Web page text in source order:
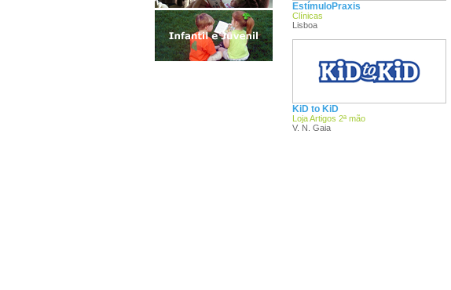
EstímuloPraxis
Clínicas
Lisboa
KiD to KiD
Loja Artigos 2ª mão
V. N. Gaia